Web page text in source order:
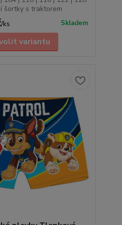
šortky s traktorem
/ks Skladem
variantu